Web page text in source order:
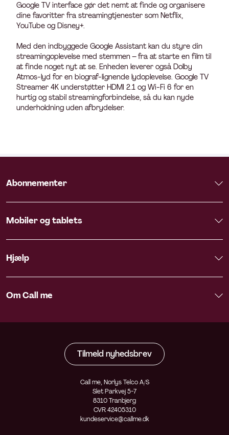
Google TV interface gør det nemt at finde og organisere
dine favoritter fra streamingtjenester som Netflix,
YouTube og Disney+.
Med den indbyggede Google Assistant kan du styre din
streamingoplevelse med stemmen – fra at starte en film til
at finde noget nyt at se. Enheden leverer også Dolby
Atmos-lyd for en biograf-lignende lydoplevelse. Google TV
Streamer 4K understøtter HDMI 2.1 og Wi-Fi 6 for en
hurtig og stabil streamingforbindelse, så du kan nyde
underholdning uden afbrydelser.
Abonnementer
Mobiler og tablets
Hjælp
Om Call me
Tilmeld nyhedsbrev
Call me, Norlys Telco A/S
Slet Parkvej 5-7
8310 Tranbjerg
CVR 42405310
kundeservice@callme.dk